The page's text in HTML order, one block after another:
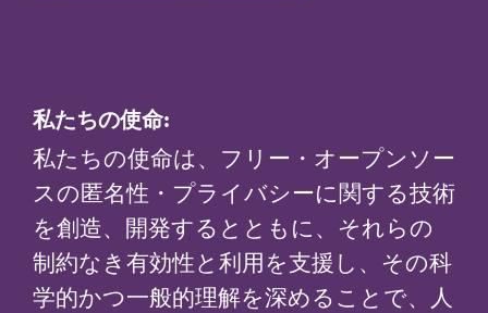
私たちの使命:
私たちの使命は、フリー・オープンソー
スの匿名性・プライバシーに関する技術
を創造、開発するとともに、それらの
制約なき有効性と利用を支援し、その科
学的かつ一般的理解を深めることで、人